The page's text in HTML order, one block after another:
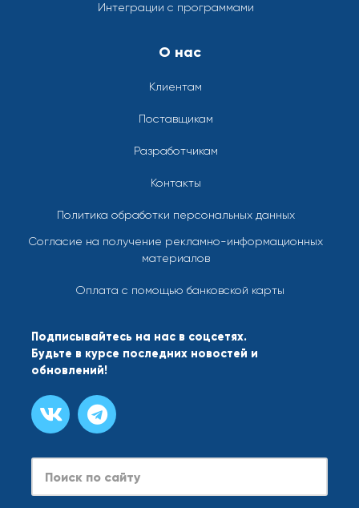
Интеграции с программами
О нас
Клиентам
Поставщикам
Разработчикам
Контакты
Политика обработки персональных данных
Согласие на получение рекламно-информационных
материалов
Оплата с помощью банковской карты
Подписывайтесь на нас в соцсетях.
Будьте в курсе последних новостей и
обновлений!
Search